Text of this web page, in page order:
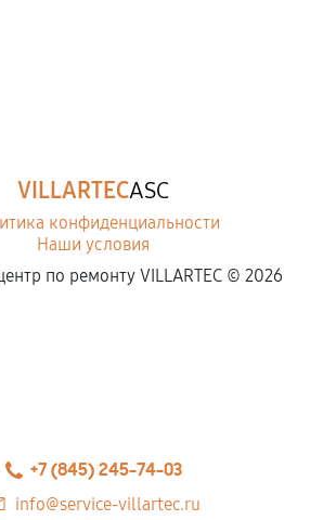
VILLARTECASC
конфиденциальности
Наши условия
по ремонту VILLARTEC © 2026
+7 (845) 245-74-03
info@service-villartec.ru